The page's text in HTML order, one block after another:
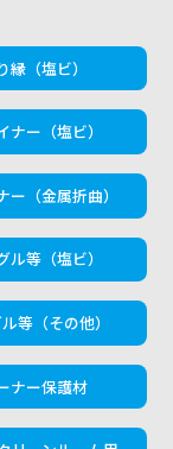
縁（塩ビ）
ナー（塩ビ）
ー（金属折曲）
ル等（塩ビ）
等（その他）
ナー保護材